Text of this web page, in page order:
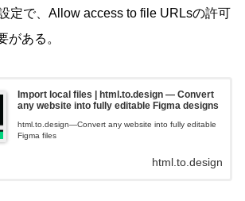
定で、Allow access to file URLsの許可
がある。
Import local files | html.to.design — Convert
any website into fully editable Figma designs
html.to.design—Convert any website into fully editable
Figma files
html.to.design